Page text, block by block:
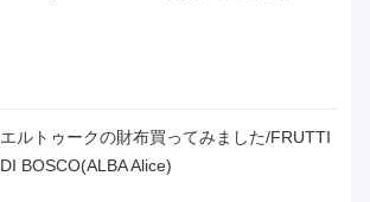
エルトゥークの財布買ってみました/FRUTTI
DI BOSCO(ALBA Alice)